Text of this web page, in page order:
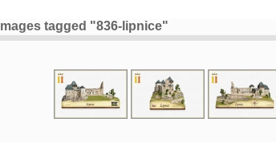
Images tagged "836-lipnice"